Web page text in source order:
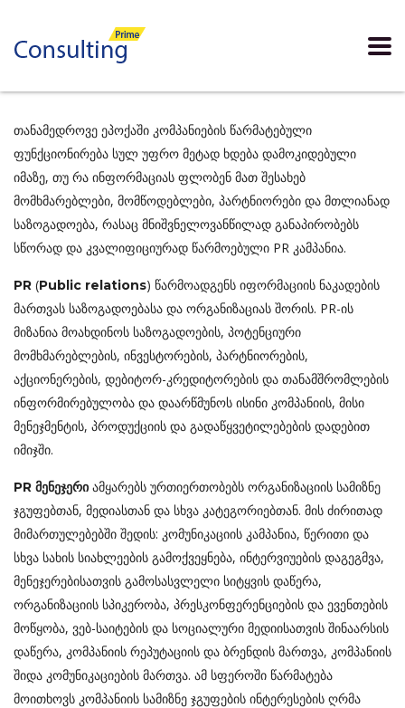
თანამედროვე ეპოქაში კომპანიების წარმატებული
ფუნქციონირება სულ უფრო მეტად ხდება დამოკიდებული
იმაზე, თუ რა ინფორმაციას ფლობენ მათ შესახებ
მომხმარებლები, მომწოდებლები, პარტნიორები და მთლიანად
საზოგადოება, რასაც მნიშვნელოვანწილად განაპირობებს
სწორად და კვალიფიციურად წარმოებული PR კამპანია.
PR (Public relations) წარმოადგენს იფორმაციის ნაკადების
მართვას საზოგადოებასა და ორგანიზაციას შორის. PR-ის
მიზანია მოახდინოს საზოგადოების, პოტენციური
მომხმარებლების, ინვესტორების, პარტნიორების,
აქციონერების, დებიტორ-კრედიტორების და თანამშრომლების
ინფორმირებულობა და დაარწმუნოს ისინი კომპანიის, მისი
მენეჯმენტის, პროდუქციის და გადაწყვეტილებების დადებით
იმიჯში.
PR მენეჯერი ამყარებს ურთიერთობებს ორგანიზაციის სამიზნე
ჯგუფებთან, მედიასთან და სხვა კატეგორიებთან. მის ძირითად
მიმართულებებში შედის: კომუნიკაციის კამპანია, წერითი და
სხვა სახის სიახლეების გამოქვეყნება, ინტერვიუების დაგეგმვა,
მენეჯერებისათვის გამოსასვლელი სიტყვის დაწერა,
ორგანიზაციის სპიკერობა, პრესკონფერენციების და ევენთების
მოწყობა, ვებ-საიტების და სოციალური მედიისათვის შინაარსის
დაწერა, კომპანიის რეპუტაციის და ბრენდის მართვა, კომპანიის
შიდა კომუნიკაციების მართვა. ამ სფეროში წარმატება
მოითხოვს კომპანიის სამიზნე ჯგუფების ინტერესების ღრმა